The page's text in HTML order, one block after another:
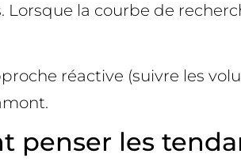
la courbe de
réactive (suivre les
penser les